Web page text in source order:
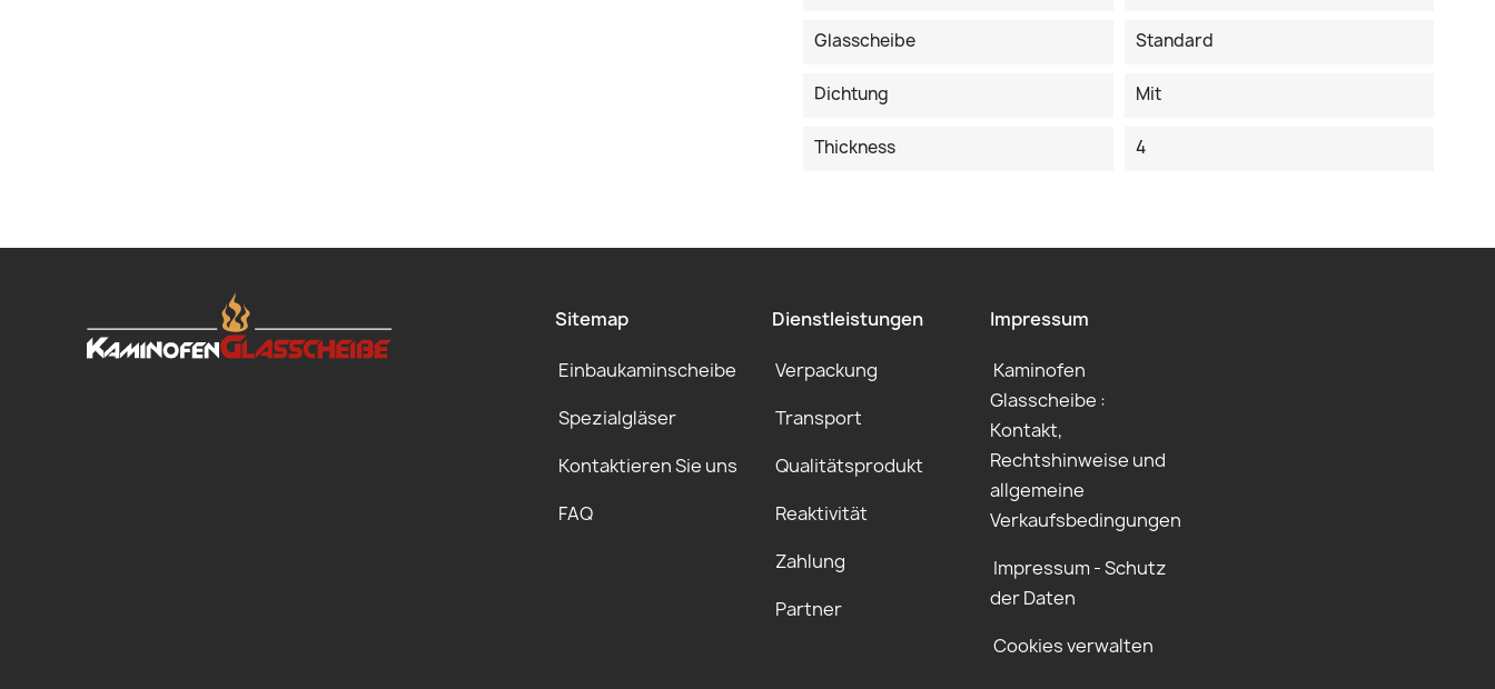
Glasscheibe Standard
Dichtung Mit
Thickness 4
Sitemap
Einbaukaminscheibe
Spezialgläser
Kontaktieren Sie uns
FAQ
Dienstleistungen
Verpackung
Transport
Qualitätsprodukt
Reaktivität
Zahlung
Partner
Impressum
Kaminofen
Glasscheibe :
Kontakt,
Rechtshinweise und
allgemeine
Verkaufsbedingungen
Impressum - Schutz
der Daten
Cookies verwalten